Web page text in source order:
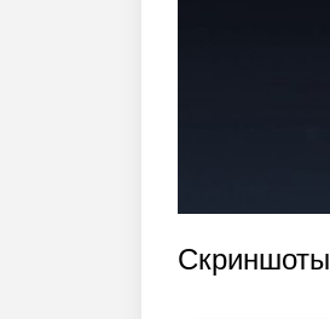
Скриншоты